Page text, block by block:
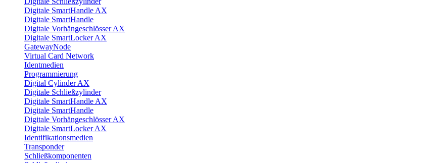
Digitale SmartHandle AX
Digitale SmartHandle
Digitale Vorhängeschlösser AX
Digitale SmartLocker AX
GatewayNode
Virtual Card Network
Identmedien
Programmierung
Digital Cylinder AX
Digitale Schließzylinder
Digitale SmartHandle AX
Digitale SmartHandle
Digitale Vorhängeschlösser AX
Digitale SmartLocker AX
Identifikationsmedien
Transponder
Schließkomponenten